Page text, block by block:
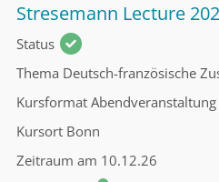
Stresemann Lecture
Status
Thema Deutsch-französische
Kursformat Abendveranstaltung
Kursort Bonn
Zeitraum am 10.12.26